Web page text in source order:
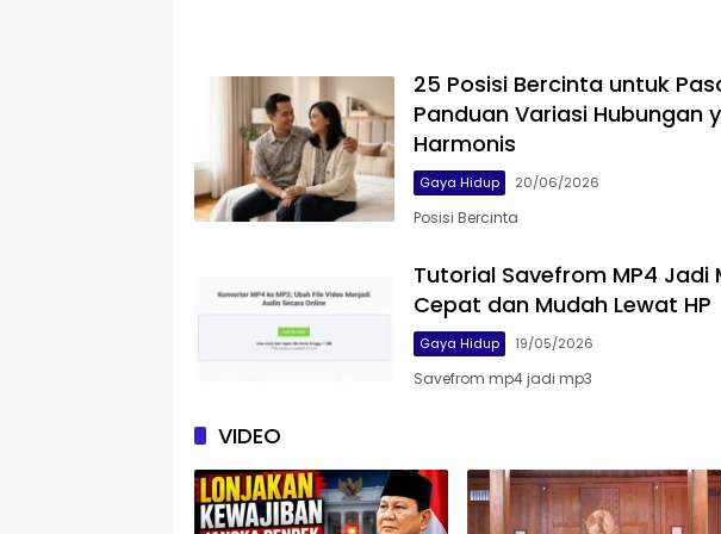
25 Posisi Bercinta untuk
Panduan Variasi Hubungan
Harmonis
Gaya Hidup 20/06/2026
Posisi Bercinta
Tutorial Savefrom MP4 Jadi
Cepat dan Mudah Lewat HP
Gaya Hidup 19/05/2026
Savefrom mp4 jadi mp3
VIDEO